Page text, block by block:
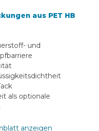
aus PET HB
und
als optionale
anzeigen